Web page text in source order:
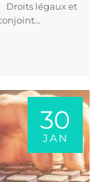
Droits légaux et
30
JAN